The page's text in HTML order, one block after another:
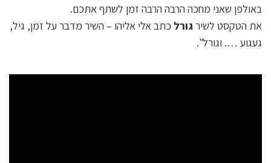
באולפן שאני מחכה הרבה הרבה זמן לשתף אתכם.
את הטקסט לשירגורל כתב אלי אליהו – השיר מדבר על זמן, גיל,
געגוע …. וגורל".